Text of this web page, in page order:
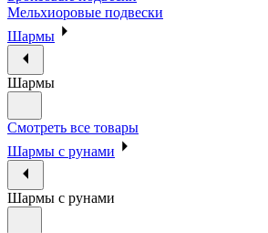
Мельхиоровые подвески
Шармы
Шармы
Смотреть все товары
Шармы с рунами
Шармы с рунами